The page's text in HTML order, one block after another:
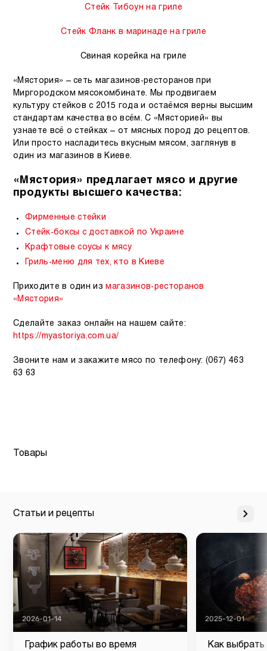
Стейк Тибоун на гриле
Стейк Фланк в маринаде на гриле
Свиная корейка на гриле
«Мястория» – сеть магазинов-ресторанов при
Миргородском мясокомбинате. Мы продвигаем
культуру стейков с 2015 года и остаёмся верны высшим
стандартам качества во всём. С «Мясторией» вы
узнаете всё о стейках – от мясных пород до рецептов.
Или просто насладитесь вкусным мясом, заглянув в
один из магазинов в Киеве.
«Мястория» предлагает мясо и другие
продукты высшего качества:
Фирменные стейки
Стейк-боксы с доставкой по Украине
Крафтовые соусы к мясу
Гриль-меню для тех, кто в Киеве
Приходите в один измагазинов-ресторанов
«Мястория»
Сделайте заказ онлайн на нашем сайте:
https://myastoriya.com.ua/
Звоните нам и закажите мясо по телефону:(067) 463
63 63
Товары
Статьи и рецепты
2026-01-14
График работы во время
2025-12-01
Как выбрать